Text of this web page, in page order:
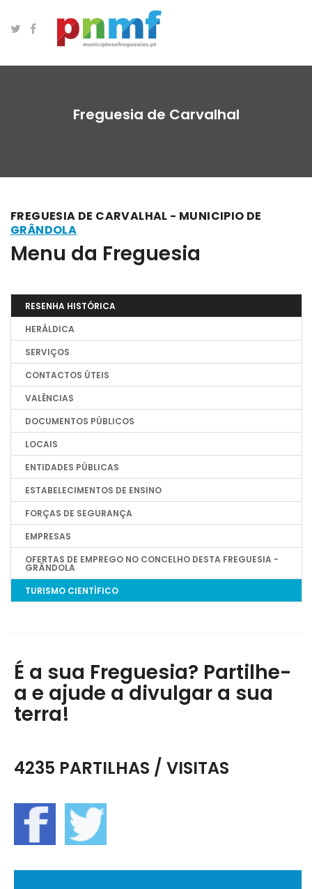
Freguesia de Carvalhal
FREGUESIA DE CARVALHAL - MUNICIPIO DE
GRÂNDOLA
Menu da Freguesia
RESENHA HISTÓRICA
HERÁLDICA
SERVIÇOS
CONTACTOS ÚTEIS
VALÊNCIAS
DOCUMENTOS PÚBLICOS
LOCAIS
ENTIDADES PÚBLICAS
ESTABELECIMENTOS DE ENSINO
FORÇAS DE SEGURANÇA
EMPRESAS
OFERTAS DE EMPREGO NO CONCELHO DESTA FREGUESIA -
GRÂNDOLA
TURISMO CIENTÍFICO
É a sua Freguesia? Partilhe-
a e ajude a divulgar a sua
terra!
4235 PARTILHAS / VISITAS